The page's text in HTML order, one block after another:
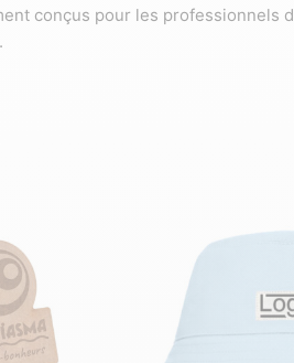
conçus pour les